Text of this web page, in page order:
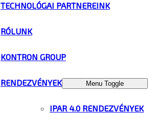
TECHNOLÓGAI PARTNEREINK
RÓLUNK
KONTRON GROUP
RENDEZVÉNYEK Menu Toggle
IPAR 4.0 RENDEZVÉNYEK